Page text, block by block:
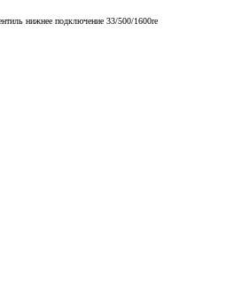
нижнее подключение 33/500/1600re